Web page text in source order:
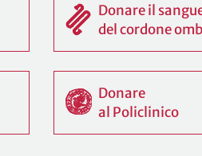
Donare il
del cordone
Donare
al Policlinico